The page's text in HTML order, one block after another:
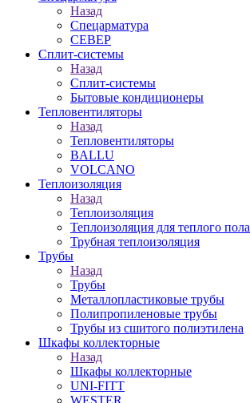
Назад
Спецарматура
СЕВЕР
Сплит-системы
Назад
Сплит-системы
Бытовые кондиционеры
Тепловентиляторы
Назад
Тепловентиляторы
BALLU
VOLCANO
Теплоизоляция
Назад
Теплоизоляция
Теплоизоляция для теплого пола
Трубная теплоизоляция
Трубы
Назад
Трубы
Металлопластиковые трубы
Полипропиленовые трубы
Трубы из сшитого полиэтилена
Шкафы коллекторные
Назад
Шкафы коллекторные
UNI-FITT
WESTER